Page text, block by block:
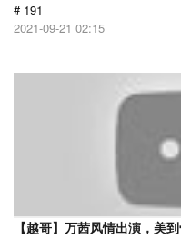
# 191
2021-09-21 02:15
【越哥】万茜风情出演，美